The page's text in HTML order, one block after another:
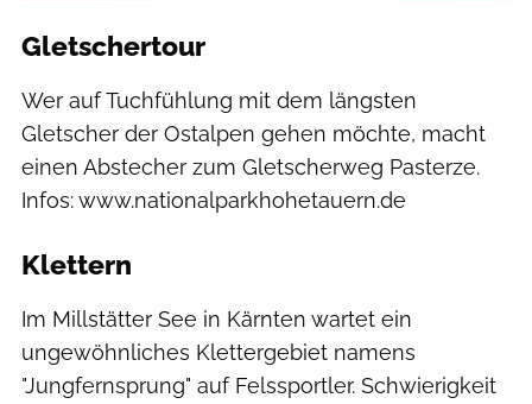
Gletschertour
Wer auf Tuchfühlung mit dem längsten
Gletscher der Ostalpen gehen möchte, macht
einen Abstecher zum Gletscherweg Pasterze.
Infos: www.nationalparkhohetauern.de
Klettern
Im Millstätter See in Kärnten wartet ein
ungewöhnliches Klettergebiet namens
"Jungfernsprung" auf Felssportler. Schwierigkeit